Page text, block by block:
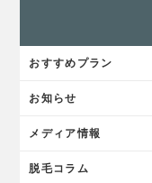
おすすめプラン
お知らせ
メディア情報
脱毛コラム